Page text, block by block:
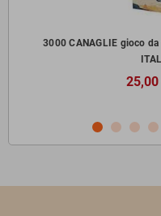
3000 CANAGLIE gioco
25,00